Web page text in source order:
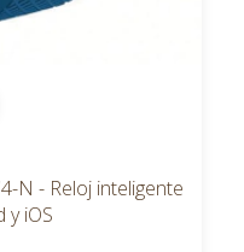
N - Reloj inteligente
y iOS